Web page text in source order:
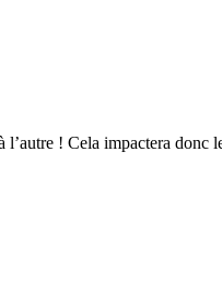
! Cela impactera donc